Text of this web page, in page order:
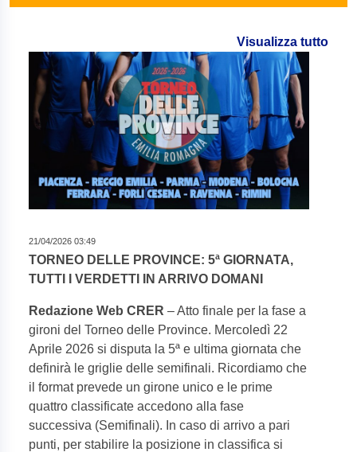
Visualizza tutto
21/04/2026 03:49
TORNEO DELLE PROVINCE: 5ª GIORNATA,
TUTTI I VERDETTI IN ARRIVO DOMANI
Redazione Web CRER – Atto finale per la fase a
gironi del Torneo delle Province. Mercoledì 22
Aprile 2026 si disputa la 5ª e ultima giornata che
definirà le griglie delle semifinali. Ricordiamo che
il format prevede un girone unico e le prime
quattro classificate accedono alla fase
successiva (Semifinali). In caso di arrivo a pari
punti, per stabilire la posizione in classifica si